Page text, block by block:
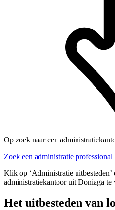
Op zoek naar een
Zoek een administratie professional
Klik op ‘Administratie uitbesteden’
administratiekantoor uit Doniaga te
Het uitbesteden van